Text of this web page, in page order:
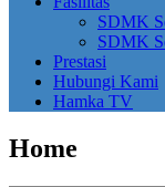
SDMK
SDMK
Prestasi
Hubungi Kami
Hamka TV
Home